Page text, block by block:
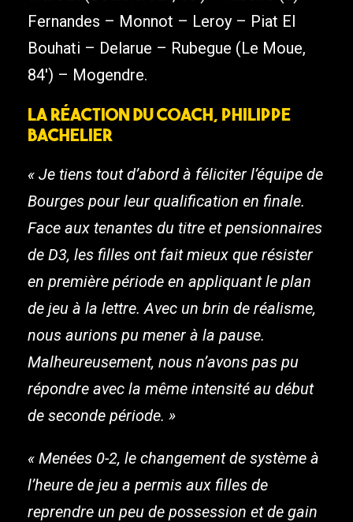
Fernandes – Monnot – Leroy – Piat El
Bouhati – Delarue – Rubegue (Le Moue,
84′) – Mogendre.
La réaction du coach, Philippe
Bachelier
« Je tiens tout d’abord à féliciter l’équipe de
Bourges pour leur qualification en finale.
Face aux tenantes du titre et pensionnaires
de D3, les filles ont fait mieux que résister
en première période en appliquant le plan
de jeu à la lettre. Avec un brin de réalisme,
nous aurions pu mener à la pause.
Malheureusement, nous n’avons pas pu
répondre avec la même intensité au début
de seconde période. »
« Menées 0-2, le changement de système à
l’heure de jeu a permis aux filles de
reprendre un peu de possession et de gain